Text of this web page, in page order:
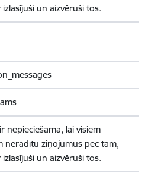
un aizvēruši tos.
nepieciešama, lai visiem
nerādītu ziņojumus pēc tam,
un aizvēruši tos.